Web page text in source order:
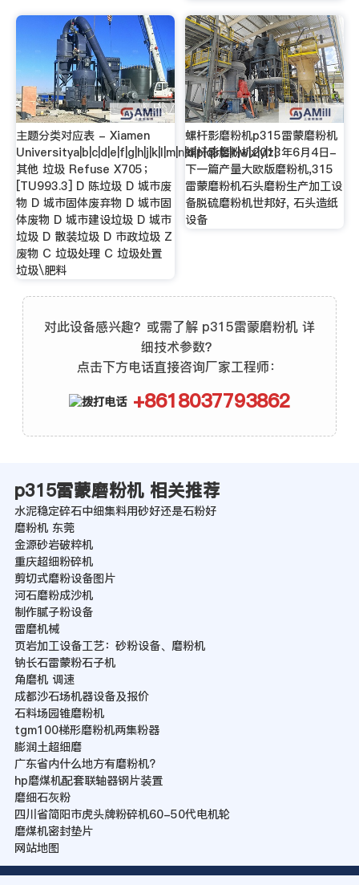
主题分类对应表 - Xiamen
Universitya|b|c|d|e|f|g|h|j|k|l|m|n|o|p|q|r|s|t|w|x|y|z|
其他 垃圾 Refuse X705；
[TU993.3] D 陈垃圾 D 城市废
物 D 城市固体废弃物 D 城市固
体废物 D 城市建设垃圾 D 城市
垃圾 D 散装垃圾 D 市政垃圾 Z
废物 C 垃圾处理 C 垃圾处置
垃圾\肥料
螺杆影磨粉机p315雷蒙磨粉机
螺杆影磨粉机2013年6月4日-
下一篇产量大欧版磨粉机,315
雷蒙磨粉机石头磨粉生产加工设
备脱硫磨粉机世邦好, 石头造纸
设备
对此设备感兴趣？或需了解 p315雷蒙磨粉机 详
细技术参数？
点击下方电话直接咨询厂家工程师：
+8618037793862
p315雷蒙磨粉机 相关推荐
水泥稳定碎石中细集料用砂好还是石粉好
磨粉机 东莞
金源砂岩破粹机
重庆超细粉碎机
剪切式磨粉设备图片
河石磨粉成沙机
制作腻子粉设备
雷磨机械
页岩加工设备工艺：砂粉设备、磨粉机
钠长石雷蒙粉石子机
角磨机 调速
成都沙石场机器设备及报价
石料场园锥磨粉机
tgm100梯形磨粉机两集粉器
膨润土超细磨
广东省内什么地方有磨粉机?
hp磨煤机配套联轴器钢片装置
磨细石灰粉
四川省简阳市虎头牌粉碎机60-50代电机轮
磨煤机密封垫片
网站地图